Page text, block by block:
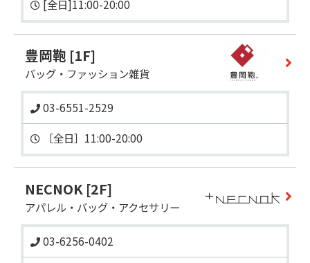
豊岡鞄 [1F]
バッグ・ファッション雑貨
03-6551-2529
NECNOK [2F]
アパレル・バッグ・アクセサリー
03-6256-0402